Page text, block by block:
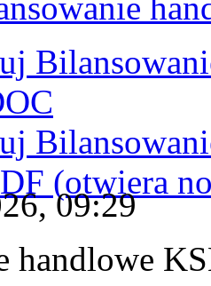
(otwiera
09:29
handlowe